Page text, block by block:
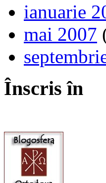
ianuarie
mai 2007
Înscris în